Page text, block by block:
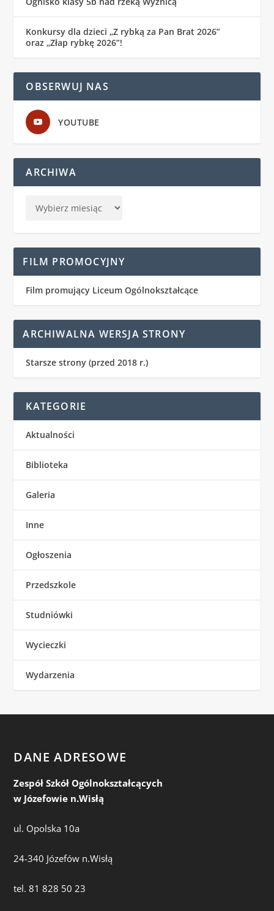
Konkursy dla dzieci „Z rybką za Pan Brat 2026”
oraz „Złap rybkę 2026”!
OBSERWUJ NAS
YOUTUBE
ARCHIWA
FILM PROMOCYJNY
Film promujący Liceum Ogólnokształcące
ARCHIWALNA WERSJA STRONY
Starsze strony (przed 2018 r.)
KATEGORIE
Aktualności
Biblioteka
Galeria
Inne
Ogłoszenia
Przedszkole
Studniówki
Wycieczki
Wydarzenia
DANE ADRESOWE
Zespół Szkół Ogólnokształcących
w Józefowie n.Wisłą
ul. Opolska 10a
24-340 Józefów n.Wisłą
tel. 81 828 50 23